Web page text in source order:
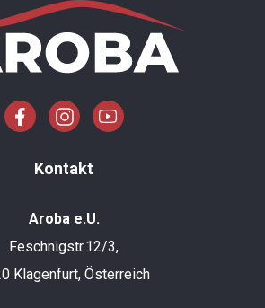
Kontakt
Aroba e.U.
Feschnigstr.12/3,
Klagenfurt, Österreich